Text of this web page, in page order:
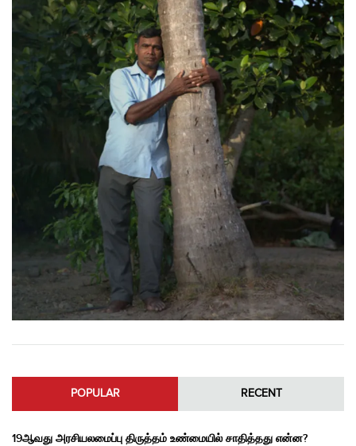
POPULAR RECENT
19ஆவது அரசியலமைப்பு திருத்தம் உண்மையில் சாதித்தது என்ன?